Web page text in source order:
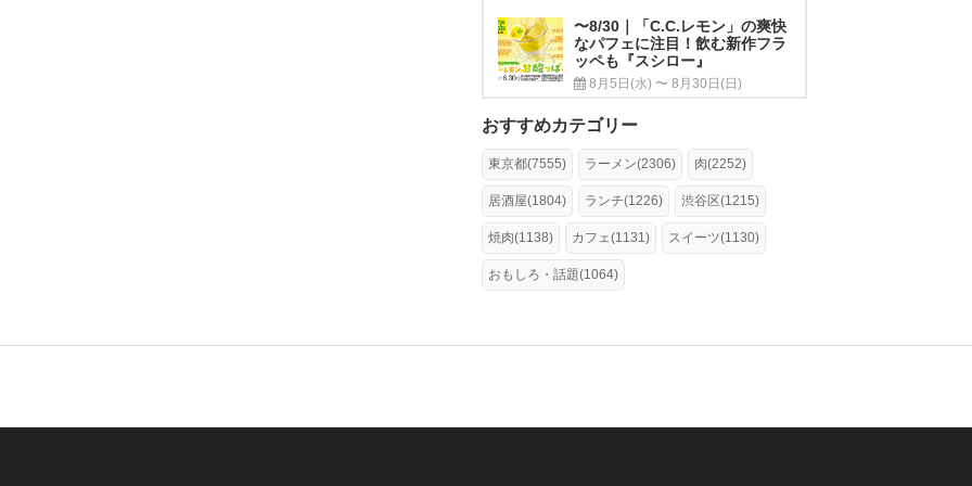
〜8/30｜「C.C.レモン」の爽快
なパフェに注目！飲む新作フラ
ッペも『スシロー』
8月5日(水) 〜 8月30日(日)
おすすめカテゴリー
東京都(7555) ラーメン(2306) 肉(2252)
居酒屋(1804) ランチ(1226) 渋谷区(1215)
焼肉(1138) カフェ(1131) スイーツ(1130)
おもしろ・話題(1064)